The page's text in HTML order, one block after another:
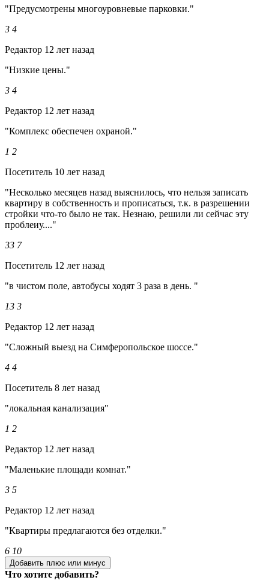
"Предусмотрены многоуровневые парковки."
3 4
Редактор 12 лет назад
"Низкие цены."
3 4
Редактор 12 лет назад
"Комплекс обеспечен охраной."
1 2
Посетитель 10 лет назад
"Несколько месяцев назад выяснилось, что нельзя записать
квартиру в собственность и прописаться, т.к. в разрешении
стройки что-то было не так. Незнаю, решили ли сейчас эту
проблеиу...."
33 7
Посетитель 12 лет назад
"в чистом поле, автобусы ходят 3 раза в день. "
13 3
Редактор 12 лет назад
"Сложный выезд на Симферопольское шоссе."
4 4
Посетитель 8 лет назад
"локальная канализация"
1 2
Редактор 12 лет назад
"Маленькие площади комнат."
3 5
Редактор 12 лет назад
"Квартиры предлагаются без отделки."
6 10
Добавить плюс или минус
Что хотите добавить?